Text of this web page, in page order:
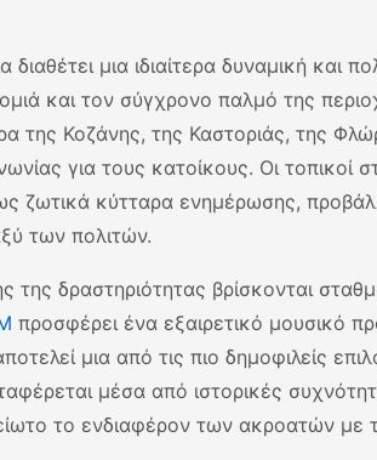
διαθέτει μια ιδιαίτερα δυναμική
και τον σύγχρονο παλμό της
της Κοζάνης, της Καστοριάς, της
για τους κατοίκους. Οι τοπικοί
ζωτικά κύτταρα ενημέρωσης,
των πολιτών.
της δραστηριότητας βρίσκονται
προσφέρει ένα εξαιρετικό μουσικό
μια από τις πιο δημοφιλείς
μέσα από ιστορικές
το ενδιαφέρον των ακροατών με